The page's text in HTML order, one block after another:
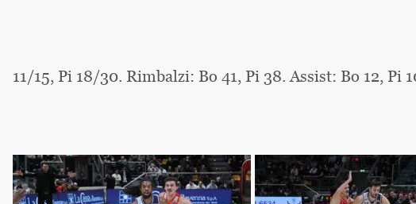
11/15, Pi 18/30. Rimbalzi: Bo 41, Pi 38. Assist: Bo 12, Pi